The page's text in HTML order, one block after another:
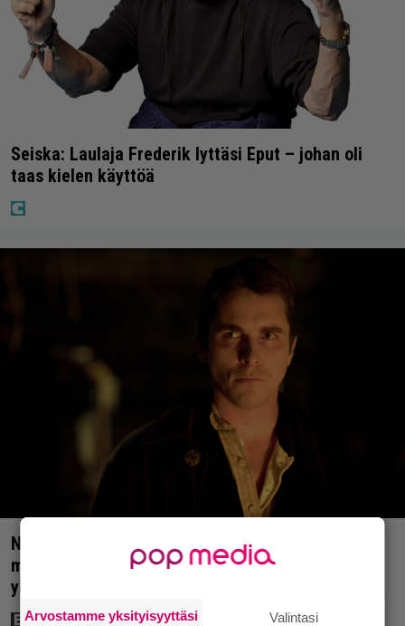
Seiska: Laulaja Frederik lyttäsi Eput – johan oli
taas kielen käyttöä
Nyt Netflixissä: Christopher Nolanin viiden tähden
mysteerileffa – ”Huikean hienosti kirjoitettu
yllätyskäänteiden sarja”
Arvostamme yksityisyyttäsi Valintasi